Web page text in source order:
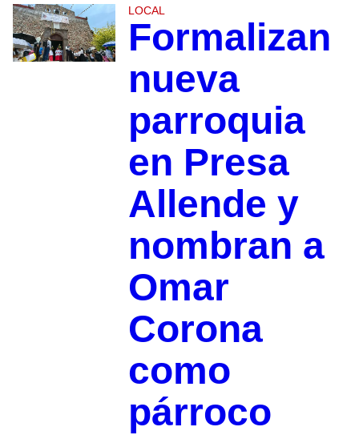
LOCAL
Formalizan
nueva
parroquia
en Presa
Allende y
nombran a
Omar
Corona
como
párroco